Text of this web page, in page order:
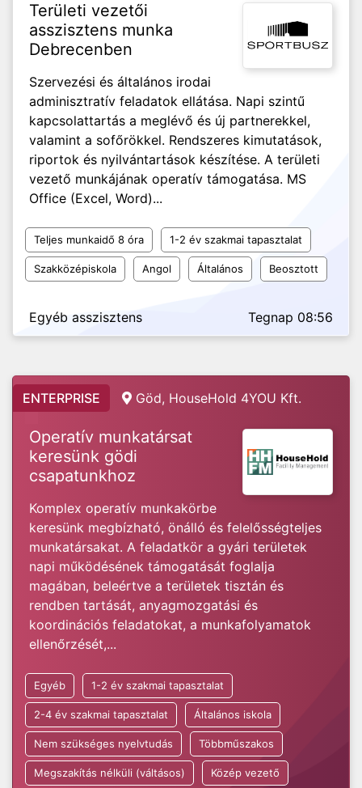
Területi vezetői
asszisztens munka
Debrecenben
Szervezési és általános irodai
adminisztratív feladatok ellátása. Napi szintű
kapcsolattartás a meglévő és új partnerekkel,
valamint a sofőrökkel. Rendszeres kimutatások,
riportok és nyilvántartások készítése. A területi
vezető munkájának operatív támogatása. MS
Office (Excel, Word)...
Teljes munkaidő 8 óra 1-2 év szakmai tapasztalat
Szakközépiskola Angol Általános Beosztott
Egyéb asszisztens Tegnap 08:56
ENTERPRISE Göd, HouseHold 4YOU Kft.
Operatív munkatársat
keresünk gödi
csapatunkhoz
Komplex operatív munkakörbe
keresünk megbízható, önálló és felelősségteljes
munkatársakat. A feladatkör a gyári területek
napi működésének támogatását foglalja
magában, beleértve a területek tisztán és
rendben tartását, anyagmozgatási és
koordinációs feladatokat, a munkafolyamatok
ellenőrzését,...
Egyéb 1-2 év szakmai tapasztalat
2-4 év szakmai tapasztalat Általános iskola
Nem szükséges nyelvtudás Többműszakos
Megszakítás nélküli (váltásos) Közép vezető